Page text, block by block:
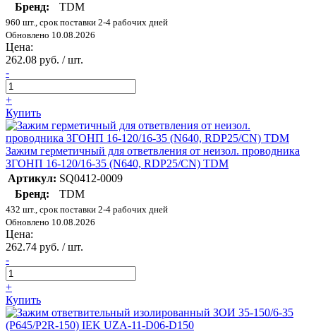
Бренд:
TDM
960 шт., срок поставки 2-4 рабочих дней
Обновлено 10.08.2026
Цена:
262.08 руб. / шт.
-
+
Купить
Зажим герметичный для ответвления от неизол. проводника
ЗГОНП 16-120/16-35 (N640, RDP25/CN) TDM
Артикул: SQ0412-0009
Бренд:
TDM
432 шт., срок поставки 2-4 рабочих дней
Обновлено 10.08.2026
Цена:
262.74 руб. / шт.
-
+
Купить